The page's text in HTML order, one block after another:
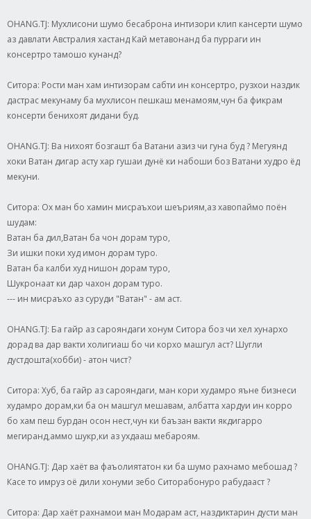
OHANG.TJ: Мухлисони шумо бесаброна интизори клип кансерти шумо
аз давлати Австралия хастанд Кай метавонанд ба пурраги ин
консертро тамошо кунанд?
Ситора: Рости ман хам интизорам сабти ин консертро, рузхои наздик
дастрас мекунаму ба мухлисон пешкаш менамоям,чун ба фикрам
консерти бенихоят дидани буд.
OHANG.TJ: Ва нихоят бозгашт ба Ватани азиз чи гуна буд ? Мегуянд
хоки Ватан дигар асту хар гушаи дунё ки набоши боз Ватани худро ёд
мекуни.
Ситора: Ох ман бо хамин мисраъхои шеъриям,аз хавопаймо поён
шудам:
Ватан ба дил,Ватан ба чон дорам туро,
Зи ишки поки худ имон дорам туро.
Ватан ба калби худ нишон дорам туро,
Шукронаат ки дар чахон дорам туро.
--- ин мисраъхо аз суруди "Ватан" - ам аст.
OHANG.TJ: Ба гайр аз сарояндаги хонум Ситора боз чи хел хунархо
дорад ва дар вакти холигиаш бо чи корхо машгул аст? Шугли
дустдошта(хобби) - атон чист?
Ситора: Хуб, ба гайр аз сарояндаги, ман кори худамро яъне бизнеси
худамро дорам,ки ба он машгул мешавам, албатта хардуи ин корро
бо хам пеш бурдан осон нест,чун ки баъзан вакти якдигарро
мегиранд,аммо шукр,ки аз ухдааш мебароям.
OHANG.TJ: Дар хаёт ва фаъолиятатон ки ба шумо рахнамо мебошад ?
Касе то имруз оё дили хонуми зебо Ситорабонуро рабудааст ?
Ситора: Дар хаёт рахнамои ман Модарам аст, наздиктарин дусти ман